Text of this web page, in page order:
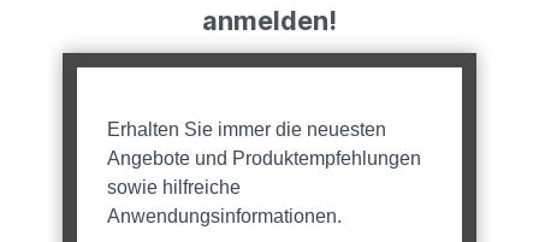
anmelden!
Erhalten Sie immer die neuesten
Angebote und Produktempfehlungen
sowie hilfreiche
Anwendungsinformationen.